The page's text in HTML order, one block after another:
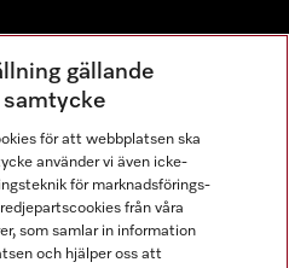
gällande
för att webbplatsen ska
använder vi även icke-
för marknadsförings-
från våra
som samlar in information
och hjälper oss att